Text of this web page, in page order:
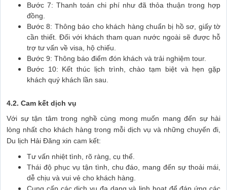
Bước 7: Thanh toán chi phí như đã thỏa thuận trong hợp
đồng.
Bước 8: Thông báo cho khách hàng chuẩn bị hồ sơ, giấy tờ
cần thiết. Đối với khách tham quan nước ngoài sẽ được hỗ
trợ tư vấn về visa, hộ chiếu.
Bước 9: Thông báo điểm đón khách và trải nghiệm tour.
Bước 10: Kết thúc lịch trình, chào tạm biệt và hẹn gặp
khách quý khách lần sau.
4.2. Cam kết dịch vụ
Với sự tận tâm trong nghề cùng mong muốn mang đến sự hài
lòng nhất cho khách hàng trong mỗi dịch vụ và những chuyến đi,
Du lịch Hải Đăng xin cam kết:
Tư vấn nhiệt tình, rõ ràng, cụ thể.
Thái độ phục vụ tận tình, chu đáo, mang đến sự thoải mái,
dễ chịu và vui vẻ cho khách hàng.
Cung cấp các dịch vụ đa dạng và linh hoạt để đáp ứng các